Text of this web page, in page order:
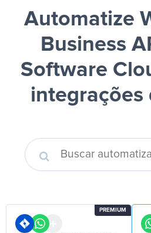
Automatize
Business
Software
integrações
PREMIUM